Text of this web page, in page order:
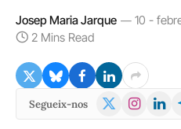
Josep Maria Jarque
10 -
2 Mins Read
Segueix-nos
X
Instagram